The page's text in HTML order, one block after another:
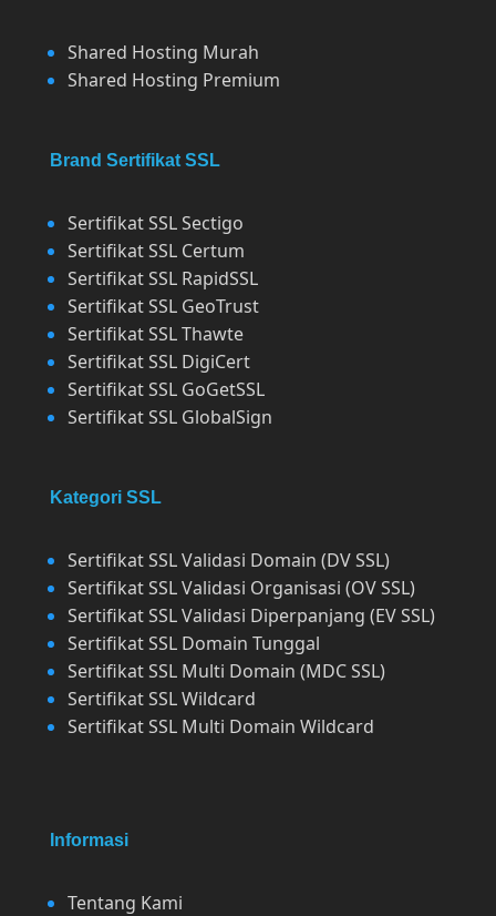
Shared Hosting Murah
Shared Hosting Premium
Brand Sertifikat SSL
Sertifikat SSL Sectigo
Sertifikat SSL Certum
Sertifikat SSL RapidSSL
Sertifikat SSL GeoTrust
Sertifikat SSL Thawte
Sertifikat SSL DigiCert
Sertifikat SSL GoGetSSL
Sertifikat SSL GlobalSign
Kategori SSL
Sertifikat SSL Validasi Domain (DV SSL)
Sertifikat SSL Validasi Organisasi (OV SSL)
Sertifikat SSL Validasi Diperpanjang (EV SSL)
Sertifikat SSL Domain Tunggal
Sertifikat SSL Multi Domain (MDC SSL)
Sertifikat SSL Wildcard
Sertifikat SSL Multi Domain Wildcard
Informasi
Tentang Kami